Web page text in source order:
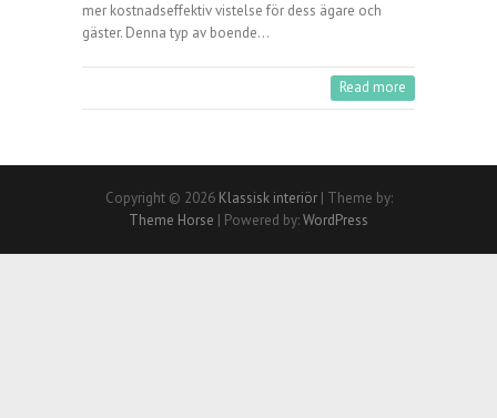
mer kostnadseffektiv vistelse för dess ägare och
gäster. Denna typ av boende…
Read more
Copyright © 2026 Klassisk interiör| Theme by:
Theme Horse | Powered by:WordPress